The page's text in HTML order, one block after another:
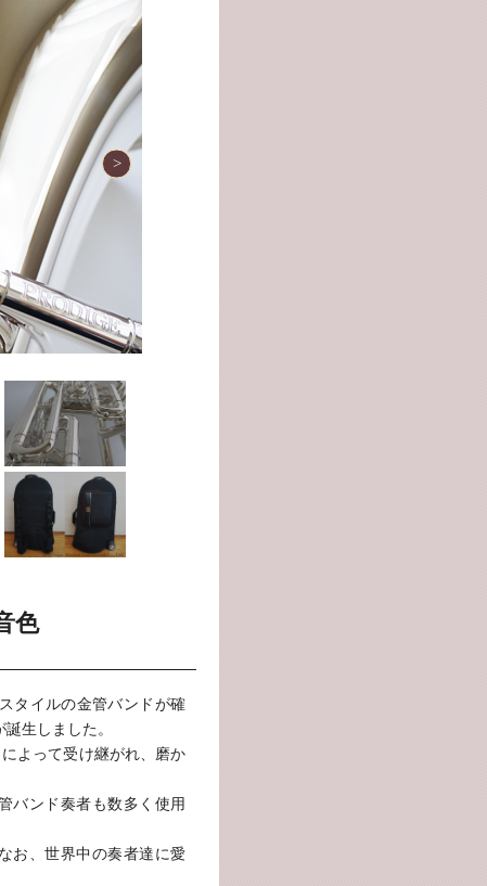
色
タイルの金管バンドが確
生しました。
よって受け継がれ、磨か
バンド奏者も数多く使用
お、世界中の奏者達に愛